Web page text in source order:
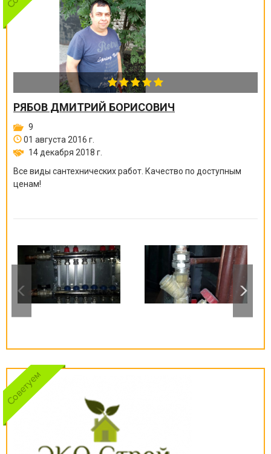
РЯБОВ ДМИТРИЙ БОРИСОВИЧ
9
01 августа 2016 г.
14 декабря 2018 г.
Все виды сантехнических работ. Качество по доступным
ценам!